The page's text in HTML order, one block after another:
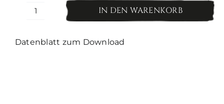
Anno
Riesling
IN DEN WARENKORB
Datenblatt zum Download